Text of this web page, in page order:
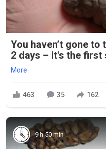
You haven’t gone
2 days – it's the first
More
463 35 162
9 h 50 min